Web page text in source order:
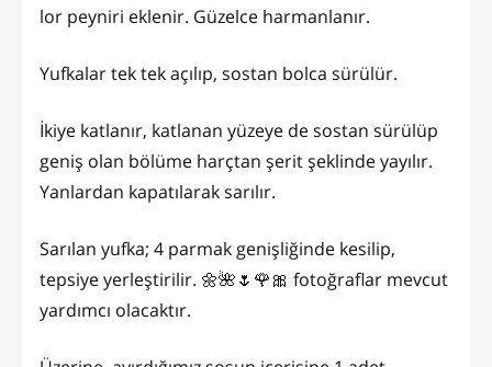
lor peyniri eklenir. Güzelce harmanlanır.
Yufkalar tek tek açılıp, sostan bolca sürülür.
İkiye katlanır, katlanan yüzeye de sostan sürülüp
geniş olan bölüme harçtan şerit şeklinde yayılır.
Yanlardan kapatılarak sarılır.
Sarılan yufka; 4 parmak genişliğinde kesilip,
tepsiye yerleştirilir. 🌼🌺🌷🌹🎀 fotoğraflar mevcut
yardımcı olacaktır.